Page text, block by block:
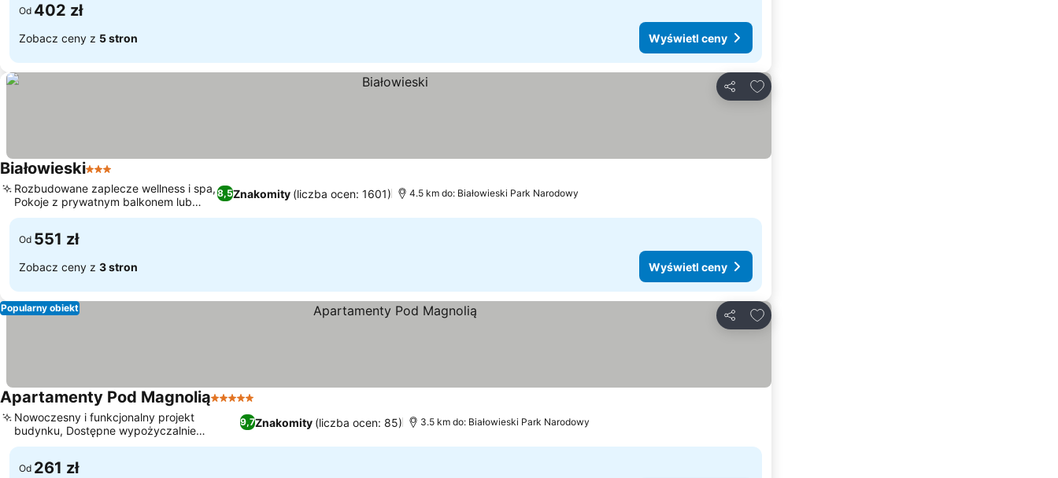
Od 402 zł
Zobacz ceny z 5 stron Wyświetl ceny
Udostępnij
Dodaj do ulubionych
Białowieski3 Kategoria
8,5Znakomity (liczba ocen: 1601)
Rozbudowane zaplecze wellness i spa,
Pokoje z prywatnym balkonem lub
tarasem
4.5 km do: Białowieski Park Narodowy
Od 551 zł
Zobacz ceny z 3 stron Wyświetl ceny
Udostępnij
Dodaj do ulubionych
Popularny obiekt
Apartamenty Pod Magnolią5 Kategoria
9,7Znakomity (liczba ocen: 85)
Nowoczesny i funkcjonalny projekt
budynku, Dostępne wypożyczalnie
rowerów elektrycznych
3.5 km do: Białowieski Park Narodowy
Od 261 zł